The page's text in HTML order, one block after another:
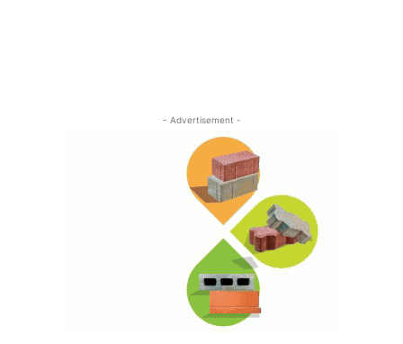
- Advertisement -